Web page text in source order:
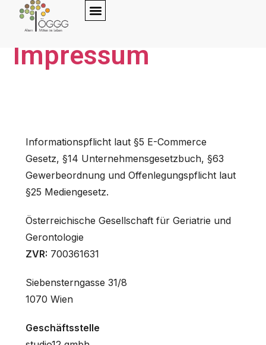
content
Impressum
Informationspflicht laut §5 E-Commerce
Gesetz, §14 Unternehmensgesetzbuch, §63
Gewerbeordnung und Offenlegungspflicht laut
§25 Mediengesetz.
Österreichische Gesellschaft für Geriatrie und
Gerontologie
ZVR: 700361631
Siebensterngasse 31/8
1070 Wien
Geschäftsstelle